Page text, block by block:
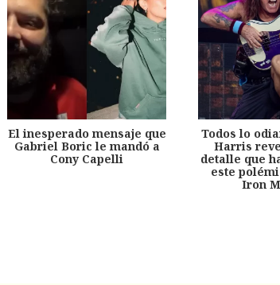
El inesperado mensaje que
Gabriel Boric le mandó a
Cony Capelli
Todos lo
Harris
detalle que
este
Iron